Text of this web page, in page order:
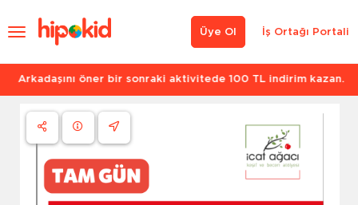
İş Ortağı Portali
Üye Ol
Arkadaşını öner bir sonraki aktivitede 100 TL indirim kazan.